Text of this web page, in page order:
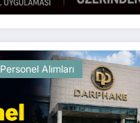
Personel Alımları